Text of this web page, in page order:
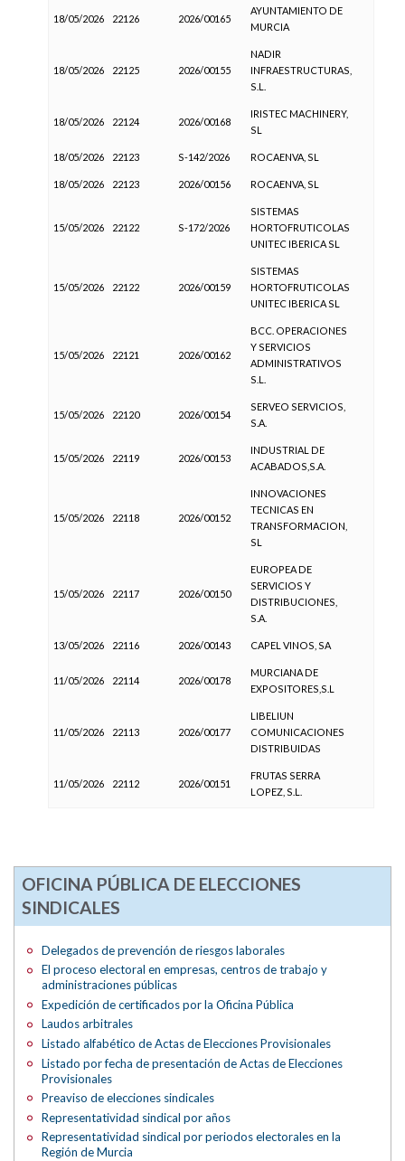
18/05/2026 22126 2026/00165
AYUNTAMIENTO DE
MURCIA
18/05/2026 22125 2026/00155
NADIR
INFRAESTRUCTURAS,
S.L.
18/05/2026 22124 2026/00168
IRISTEC MACHINERY,
SL
18/05/2026 22123 S-142/2026 ROCAENVA, SL
18/05/2026 22123 2026/00156 ROCAENVA, SL
15/05/2026 22122 S-172/2026
SISTEMAS
HORTOFRUTICOLAS
UNITEC IBERICA SL
15/05/2026 22122 2026/00159
SISTEMAS
HORTOFRUTICOLAS
UNITEC IBERICA SL
15/05/2026 22121 2026/00162
BCC. OPERACIONES
Y SERVICIOS
ADMINISTRATIVOS
S.L.
15/05/2026 22120 2026/00154
SERVEO SERVICIOS,
S.A.
15/05/2026 22119 2026/00153
INDUSTRIAL DE
ACABADOS,S.A.
15/05/2026 22118 2026/00152
INNOVACIONES
TECNICAS EN
TRANSFORMACION,
SL
15/05/2026 22117 2026/00150
EUROPEA DE
SERVICIOS Y
DISTRIBUCIONES,
S.A.
13/05/2026 22116 2026/00143 CAPEL VINOS, SA
11/05/2026 22114 2026/00178
MURCIANA DE
EXPOSITORES,S.L
11/05/2026 22113 2026/00177
LIBELIUN
COMUNICACIONES
DISTRIBUIDAS
11/05/2026 22112 2026/00151
FRUTAS SERRA
LOPEZ, S.L.
OFICINA PÚBLICA DE ELECCIONES
SINDICALES
Delegados de prevención de riesgos laborales
El proceso electoral en empresas, centros de trabajo y
administraciones públicas
Expedición de certificados por la Oficina Pública
Laudos arbitrales
Listado alfabético de Actas de Elecciones Provisionales
Listado por fecha de presentación de Actas de Elecciones
Provisionales
Preaviso de elecciones sindicales
Representatividad sindical por años
Representatividad sindical por periodos electorales en la
Región de Murcia